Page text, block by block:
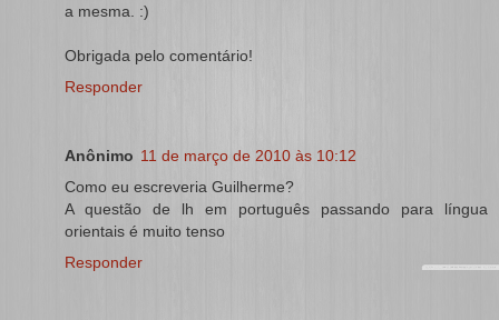
a mesma. :)
Obrigada pelo comentário!
Responder
Anônimo 11 de março de 2010 às 10:12
Como eu escreveria Guilherme?
A questão de lh em português passando para língua
orientais é muito tenso
Responder